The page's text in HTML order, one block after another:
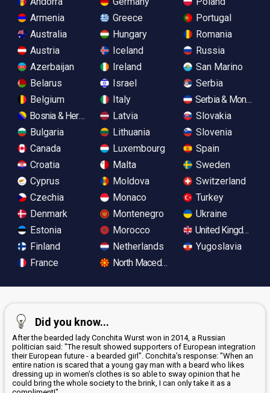
Armenia
Australia
Austria
Azerbaijan
Belarus
Belgium
Bosnia & Herzegovina
Bulgaria
Canada
Croatia
Cyprus
Czechia
Denmark
Estonia
Finland
France
Greece
Hungary
Iceland
Ireland
Israel
Italy
Latvia
Lithuania
Luxembourg
Malta
Moldova
Monaco
Montenegro
Morocco
Netherlands
North Macedonia
Portugal
Romania
Russia
San Marino
Serbia
Serbia &
Slovakia
Slovenia
Spain
Sweden
Switzerland
Turkey
Ukraine
United Kingdom
Yugoslavia
Did you know...
After the bearded lady Conchita Wurst won in 2014, a Russian
politician said: "The result showed supporters of European integration
their European future - a bearded girl". Conchita's response: "When an
entire nation is scared that a young gay man with a beard who likes
dressing up in women's clothes is so able to sway opinion that he
could bring the whole society to the brink, I can only take it as a